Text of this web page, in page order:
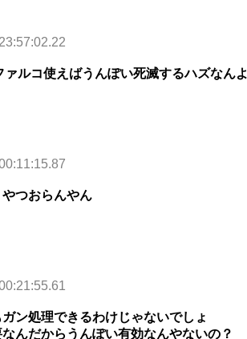
ルコ使えばうんぽい死滅するハズなんよ
つおらんやん
ン処理できるわけじゃないでしょ
んだからうんぽい有効なんやないの？